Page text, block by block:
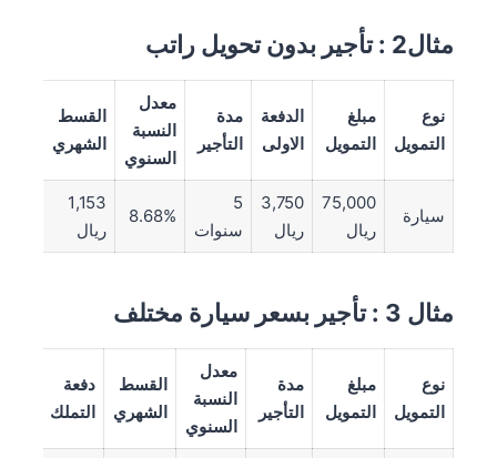
مثال2 : تأجير بدون تحويل راتب
نوع
التمويل
مبلغ
التمويل
الدفعة
الاولى
مدة
التأجير
معدل
النسبة
السنوي
القسط
الشهري
سيارة
75,000
ريال
3,750
ريال
5
سنوات
8.68%
1,153
ريال
مثال 3 : تأجير بسعر سيارة مختلف
نوع
التمويل
مبلغ
التمويل
مدة
التأجير
معدل
النسبة
السنوي
القسط
الشهري
دفعة
التملك